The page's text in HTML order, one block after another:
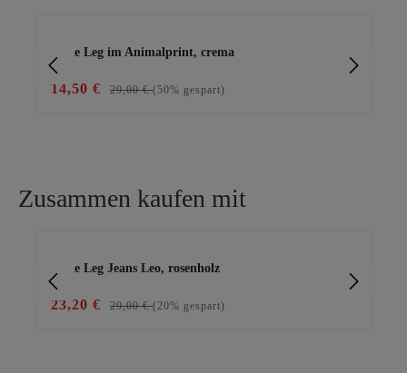
Wide Leg im Animalprint, crema
14,50 € 29,00 €(50% gespart)
Zusammen kaufen mit
Wide Leg Jeans Leo, rosenholz
23,20 € 29,00 €(20% gespart)